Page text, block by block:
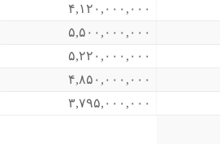
۴,۱۲۰,۰۰۰,۰۰۰
۵,۵۰۰,۰۰۰,۰۰۰
۵,۲۲۰,۰۰۰,۰۰۰
۴,۸۵۰,۰۰۰,۰۰۰
۳,۷۹۵,۰۰۰,۰۰۰